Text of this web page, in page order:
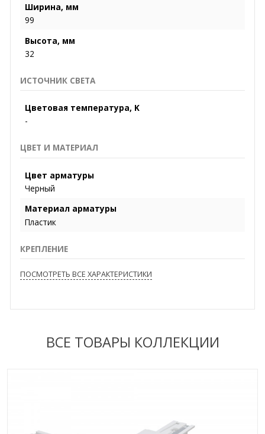
Ширина, мм
99
Высота, мм
32
ИСТОЧНИК СВЕТА
Цветовая температура, K
-
ЦВЕТ И МАТЕРИАЛ
Цвет арматуры
Черный
Материал арматуры
Пластик
КРЕПЛЕНИЕ
ПОСМОТРЕТЬ ВСЕ ХАРАКТЕРИСТИКИ
ВСЕ ТОВАРЫ КОЛЛЕКЦИИ